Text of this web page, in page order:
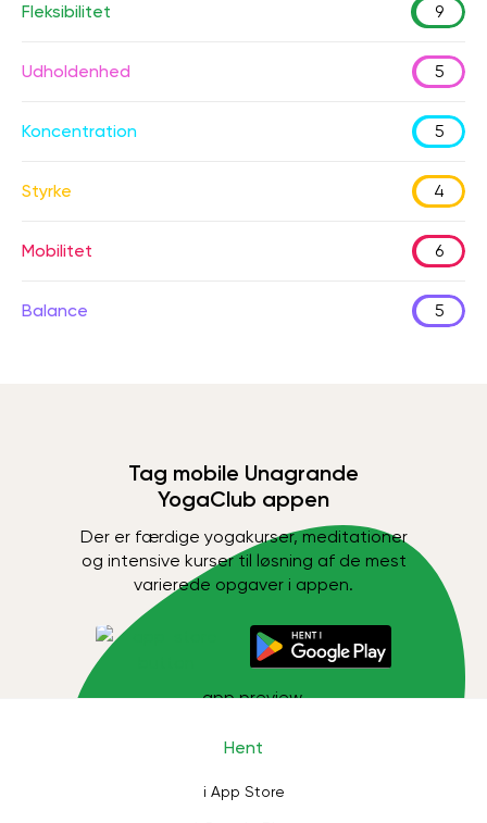
Fleksibilitet 9
Udholdenhed 5
Koncentration 5
Styrke 4
Mobilitet 6
Balance 5
Tag mobile Unagrande
YogaClub appen
Der er færdige yogakurser, meditationer
og intensive kurser til løsning af de mest
varierede opgaver i appen.
Hent
i App Store